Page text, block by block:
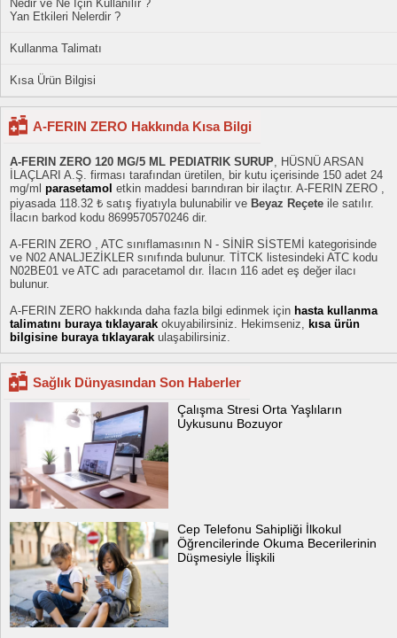
Nedir ve Ne İçin Kullanılır ?
Yan Etkileri Nelerdir ?
Kullanma Talimatı
Kısa Ürün Bilgisi
A-FERIN ZERO Hakkında Kısa Bilgi
A-FERIN ZERO 120 MG/5 ML PEDIATRIK SURUP, HÜSNÜ ARSAN
İLAÇLARI A.Ş. firması tarafından üretilen, bir kutu içerisinde 150 adet 24
mg/ml parasetamol etkin maddesi barındıran bir ilaçtır. A-FERIN ZERO ,
piyasada 118.32 ₺ satış fiyatıyla bulunabilir ve Beyaz Reçete ile satılır.
İlacın barkod kodu 8699570570246 dir.
A-FERIN ZERO , ATC sınıflamasının N - SİNİR SİSTEMİ kategorisinde
ve N02 ANALJEZİKLER sınıfında bulunur. TİTCK listesindeki ATC kodu
N02BE01 ve ATC adı paracetamol dır. İlacın 116 adet eş değer ilacı
bulunur.
A-FERIN ZERO hakkında daha fazla bilgi edinmek için hasta kullanma
talimatını buraya tıklayarak okuyabilirsiniz. Hekimseniz, kısa ürün
bilgisine buraya tıklayarak ulaşabilirsiniz.
Sağlık Dünyasından Son Haberler
Çalışma Stresi Orta Yaşlıların
Uykusunu Bozuyor
Cep Telefonu Sahipliği İlkokul
Öğrencilerinde Okuma Becerilerinin
Düşmesiyle İlişkili